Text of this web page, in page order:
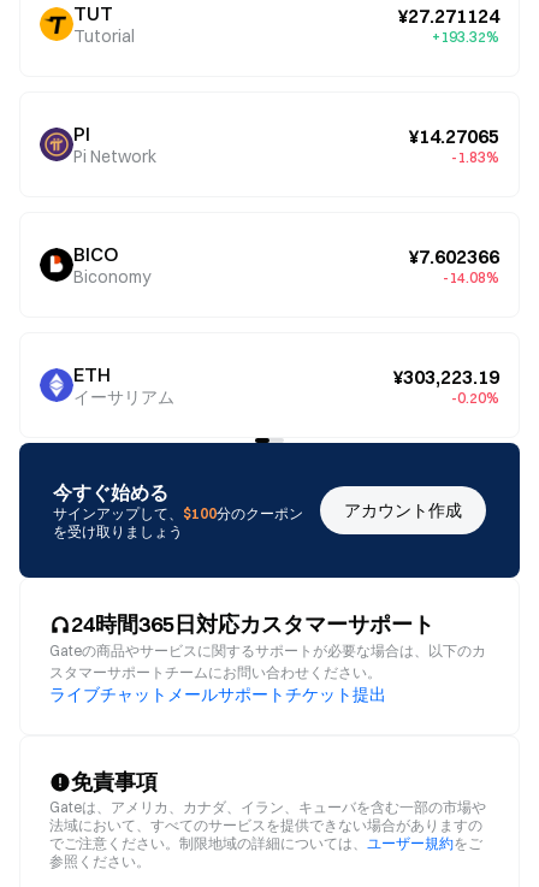
TUT
Tutorial
¥27.271124
+193.32%
PI
Pi Network
¥14.27065
-1.83%
BICO
Biconomy
¥7.602366
-14.08%
ETH
イーサリアム
¥303,223.19
-0.20%
今すぐ始める
サインアップして、 $100分のクーポン
を受け取りましょう
アカウント作成
24時間365日対応カスタマーサポート
Gateの商品やサービスに関するサポートが必要な場合は、以下のカ
スタマーサポートチームにお問い合わせください。
ライブチャット メールサポートチケット提出
免責事項
Gateは、アメリカ、カナダ、イラン、キューバを含む一部の市場や
法域において、すべてのサービスを提供できない場合がありますの
でご注意ください。制限地域の詳細については、 ユーザー規約をご
参照ください。